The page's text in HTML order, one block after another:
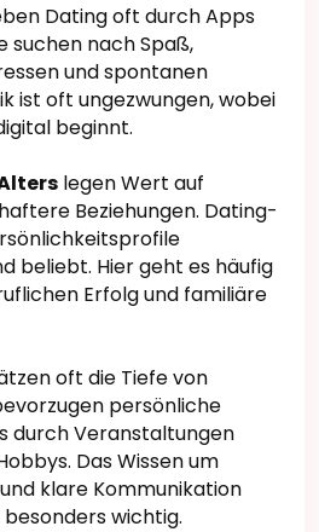
Dating oft durch Apps
suchen nach Spaß,
und spontanen
ist oft ungezwungen, wobei
beginnt.
legen Wert auf
Beziehungen. Dating-
beliebt. Hier geht es häufig
Erfolg und familiäre
oft die Tiefe von
persönliche
durch Veranstaltungen
Das Wissen um
klare Kommunikation
besonders wichtig.